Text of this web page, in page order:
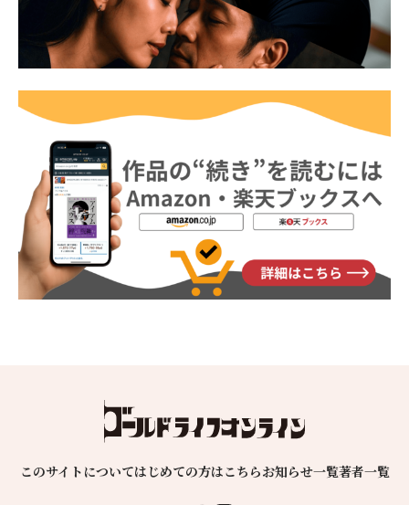
このサイトについてはじめての方はこちらお知らせ一覧著者一覧